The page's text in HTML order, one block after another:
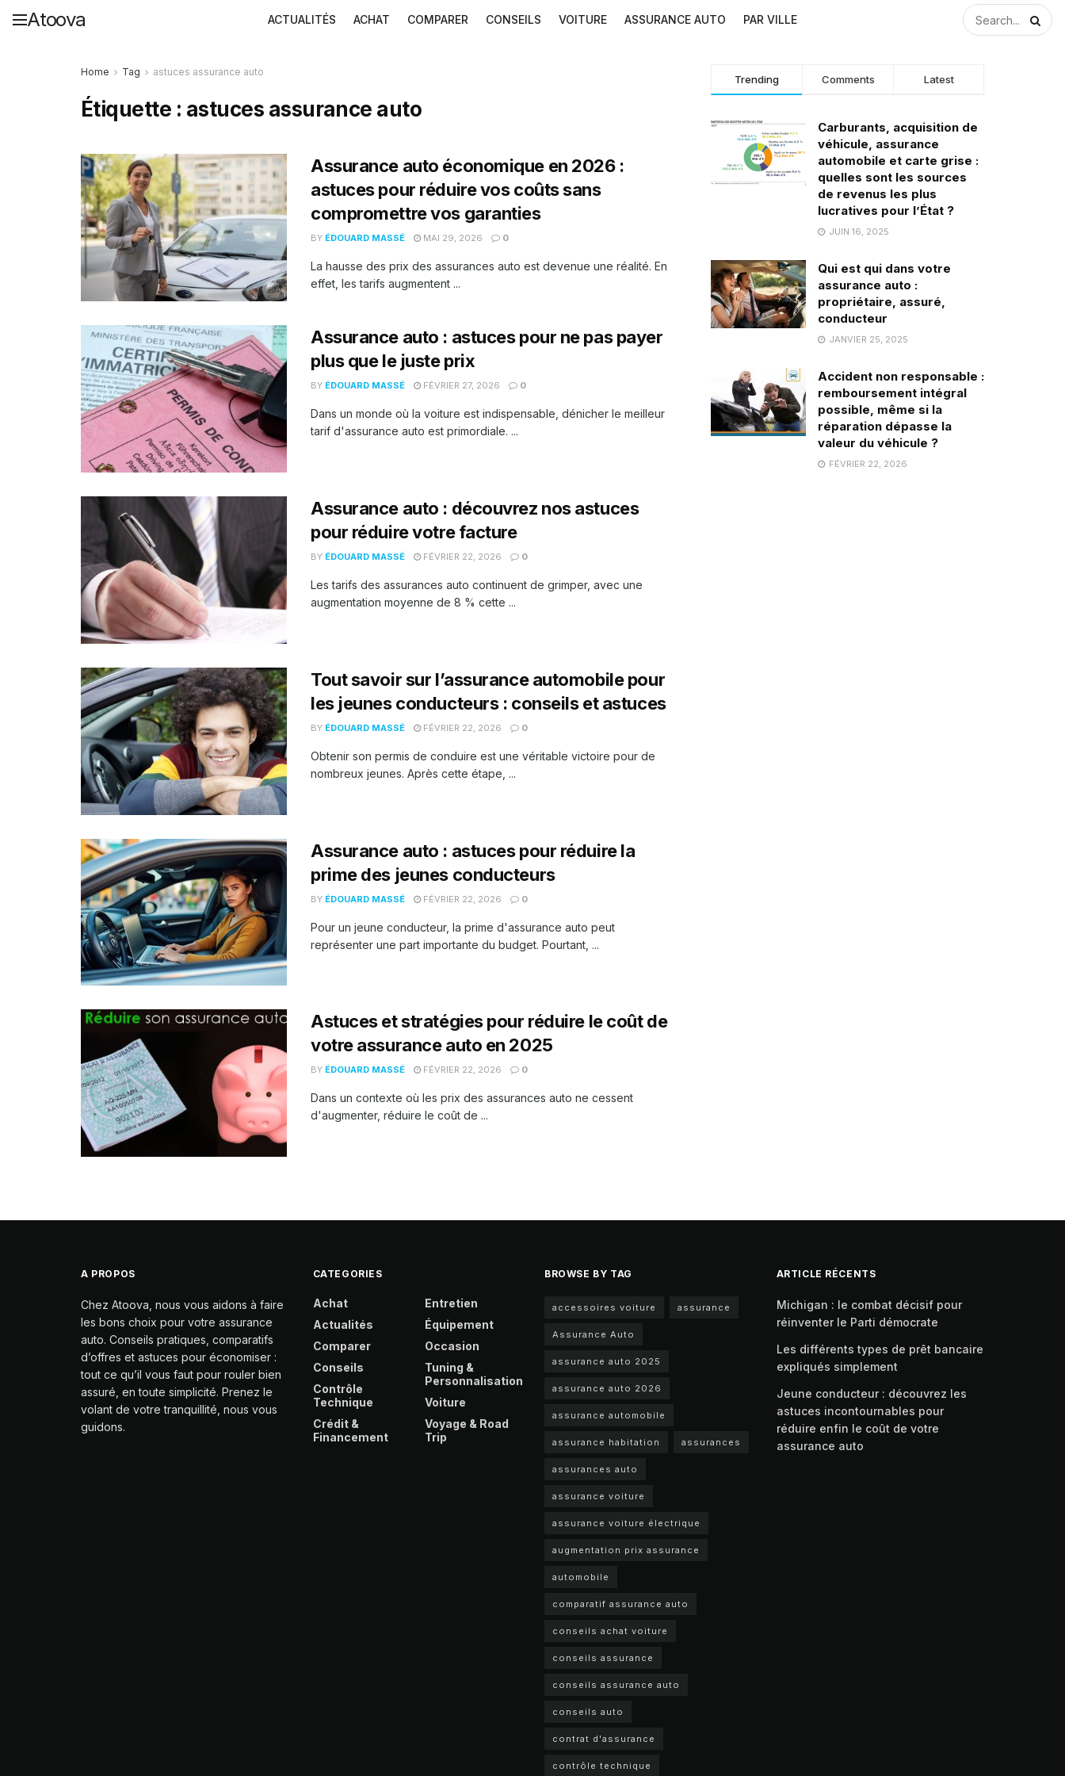
Atoova ACTUALITÉS ACHAT COMPARER CONSEILS VOITURE ASSURANCE AUTO PAR VILLE
Home Tag astuces assurance auto
Étiquette : astuces assurance auto
Assurance auto économique en 2026 :
astuces pour réduire vos coûts sans
compromettre vos garanties
BY ÉDOUARD MASSÉ MAI 29, 2026 0
La hausse des prix des assurances auto est devenue une réalité. En
effet, les tarifs augmentent ...
Assurance auto : astuces pour ne pas payer
plus que le juste prix
BY ÉDOUARD MASSÉ FÉVRIER 27, 2026 0
Dans un monde où la voiture est indispensable, dénicher le meilleur
tarif d'assurance auto est primordiale. ...
Assurance auto : découvrez nos astuces
pour réduire votre facture
BY ÉDOUARD MASSÉ FÉVRIER 22, 2026 0
Les tarifs des assurances auto continuent de grimper, avec une
augmentation moyenne de 8 % cette ...
Tout savoir sur l’assurance automobile pour
les jeunes conducteurs : conseils et astuces
BY ÉDOUARD MASSÉ FÉVRIER 22, 2026 0
Obtenir son permis de conduire est une véritable victoire pour de
nombreux jeunes. Après cette étape, ...
Assurance auto : astuces pour réduire la
prime des jeunes conducteurs
BY ÉDOUARD MASSÉ FÉVRIER 22, 2026 0
Pour un jeune conducteur, la prime d'assurance auto peut
représenter une part importante du budget. Pourtant, ...
Astuces et stratégies pour réduire le coût de
votre assurance auto en 2025
BY ÉDOUARD MASSÉ FÉVRIER 22, 2026 0
Dans un contexte où les prix des assurances auto ne cessent
d'augmenter, réduire le coût de ...
Trending Comments Latest
Carburants, acquisition de
véhicule, assurance
automobile et carte grise :
quelles sont les sources
de revenus les plus
lucratives pour l’État ?
JUIN 16, 2025
Qui est qui dans votre
assurance auto :
propriétaire, assuré,
conducteur
JANVIER 25, 2025
Accident non responsable :
remboursement intégral
possible, même si la
réparation dépasse la
valeur du véhicule ?
FÉVRIER 22, 2026
A PROPOS
Chez Atoova, nous vous aidons à faire
les bons choix pour votre assurance
auto. Conseils pratiques, comparatifs
d’offres et astuces pour économiser :
tout ce qu’il vous faut pour rouler bien
assuré, en toute simplicité. Prenez le
volant de votre tranquillité, nous vous
guidons.
CATEGORIES
Achat
Actualités
Comparer
Conseils
Contrôle
Technique
Crédit &
Financement
Entretien
Équipement
Occasion
Tuning &
Personnalisation
Voiture
Voyage & Road
Trip
BROWSE BY TAG
accessoires voiture assurance
Assurance Auto
assurance auto 2025
assurance auto 2026
assurance automobile
assurance habitation assurances
assurances auto
assurance voiture
assurance voiture électrique
augmentation prix assurance
automobile
comparatif assurance auto
conseils achat voiture
conseils assurance
conseils assurance auto
conseils auto
contrat d'assurance
contrôle technique
ARTICLE RÉCENTS
Michigan : le combat décisif pour
réinventer le Parti démocrate
Les différents types de prêt bancaire
expliqués simplement
Jeune conducteur : découvrez les
astuces incontournables pour
réduire enfin le coût de votre
assurance auto